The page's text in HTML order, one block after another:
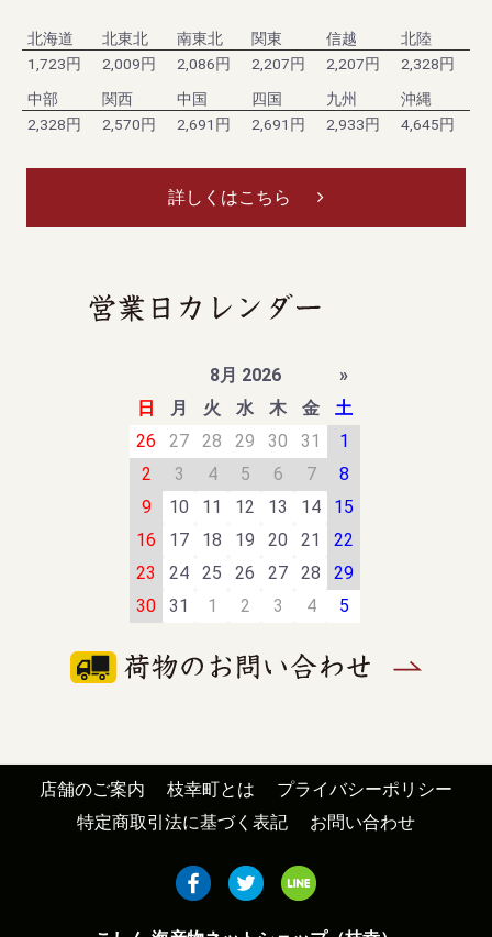
北海道
1,723円
北東北
2,009円
南東北
2,086円
関東
2,207円
信越
2,207円
北陸
2,328円
中部
2,328円
関西
2,570円
中国
2,691円
四国
2,691円
九州
2,933円
沖縄
4,645円
詳しくはこちら
8月 2026
»
日
月 火 水 木 金
土
26
27 28 29 30 31
1
2
3 4 5 6 7
8
9
10 11 12 13 14
15
16
17 18 19 20 21
22
23
24 25 26 27 28
29
30
31 1 2 3 4 5
店舗のご案内 枝幸町とは
プライバシーポリシー
特定商取引法に基づく表記
お問い合わせ